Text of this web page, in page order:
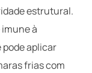
estrutural.
à
pode aplicar
frias com